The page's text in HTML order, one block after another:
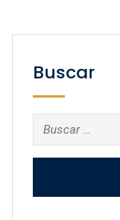
Buscar
Buscar: